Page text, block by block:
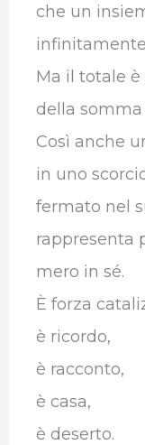
che un
Ma il totale è
della
Così anche
in uno
fermato nel
rappresenta
mero in sé.
È forza
è ricordo,
è racconto,
è casa,
è deserto.